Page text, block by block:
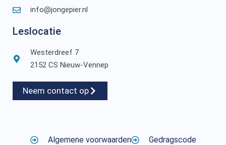
info@jongepier.nl
Leslocatie
Westerdreef 7
2152 CS Nieuw-Vennep
Neem contact op
Algemene voorwaarden Gedragscode